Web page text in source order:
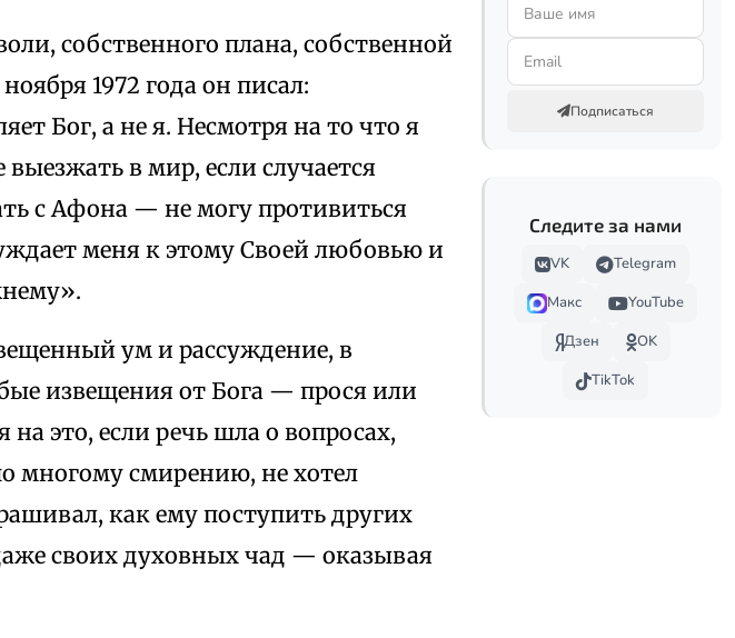
собственного плана, собственной
1972 года он писал:
Бог, а не я. Несмотря на то что я
в мир, если случается
с Афона — не могу противиться
меня к этому Своей любовью и
ум и рассуждение, в
извещения от Бога — прося или
это, если речь шла о вопросах,
многому смирению, не хотел
как ему поступить других
своих духовных чад — оказывая
Подписаться
Следите за нами
VK
Telegram
Макс
YouTube
Дзен
OK
TikTok